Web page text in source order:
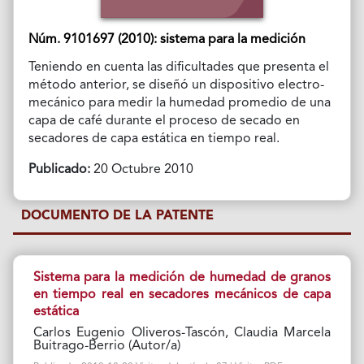
Núm. 9101697 (2010): sistema para la medición
Teniendo en cuenta las dificultades que presenta el
método anterior, se diseñó un dispositivo electro-
mecánico para medir la humedad promedio de una
capa de café durante el proceso de secado en
secadores de capa estática en tiempo real.
Publicado:20 Octubre 2010
DOCUMENTO DE LA PATENTE
Sistema para la medición de humedad de granos
en tiempo real en secadores mecánicos de capa
estática
Carlos Eugenio Oliveros-Tascón, Claudia Marcela
Buitrago-Berrio (Autor/a)